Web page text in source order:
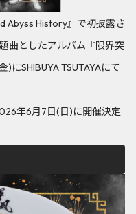
Abyss History』で初披露さ
曲としたアルバム『限界突
にSHIBUYA TSUTAYAにて
年6月7日(日)に開催決定